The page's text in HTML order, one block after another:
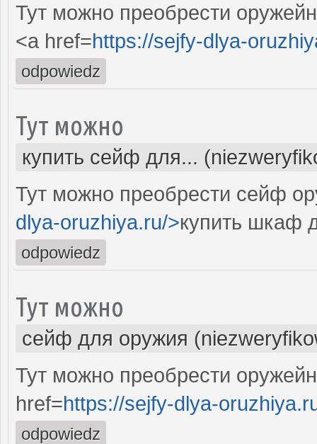
Тут можно преобрести
<a href=https://sejfy-dlya-
odpowiedz
Тут можно
купить сейф для...
Тут можно преобрести сейф
dlya-oruzhiya.ru/>купить шкаф
odpowiedz
Тут можно
сейф для оружия
Тут можно преобрести
href=https://sejfy-dlya-
odpowiedz